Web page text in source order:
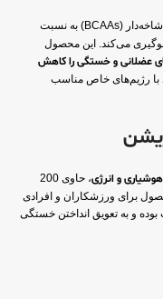
، با آمینواسیدهای شاخه‌دار (BCAAs) به نسبت
جلوگیری می‌کند. این محصول
عضلانی و خستگی را کاهش
با رژیم‌های خاص مناسب
و انرژی
، حاوی 200
برای ورزشکاران و افرادی
و به تعویق انداختن خستگی